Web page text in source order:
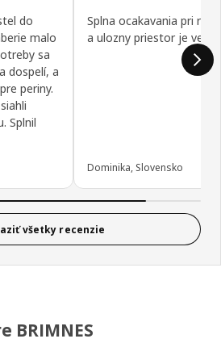
do
malo
sa
dospelí, a
periny.
Splnil
Splna ocakavania pri
a ulozny priestor je velke
Dominika, Slovensko
všetky recenzie
BRIMNES